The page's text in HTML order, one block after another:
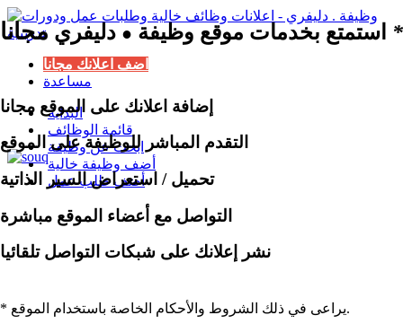
اضف اعلانك مجانا
مساعدة
البداية
قائمة الوظائف
ابحث عن وظيفة
أضف وظيفة خالية
أضف طلب عمل
استمتع بخدمات موقع وظيفة ● دليفريمجانا *
إضافة اعلانك على الموقع مجانا
التقدم المباشر للوظيفة على الموقع
تحميل / استعراض السير الذاتية
التواصل مع أعضاء الموقع مباشرة
نشر إعلانك على شبكات التواصل تلقائيا
* يراعى في ذلك الشروط والأحكام الخاصة باستخدام الموقع.